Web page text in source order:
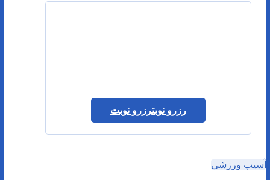
رزرو نوبترزرو نوبت
آسیب ورزشی